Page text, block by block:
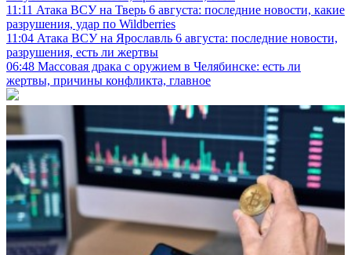
11:11 Атака ВСУ на Тверь 6 августа: последние новости, какие
разрушения, удар по Wildberries
11:04 Атака ВСУ на Ярославль 6 августа: последние новости,
разрушения, есть ли жертвы
06:48 Массовая драка с оружием в Челябинске: есть ли
жертвы, причины конфликта, главное